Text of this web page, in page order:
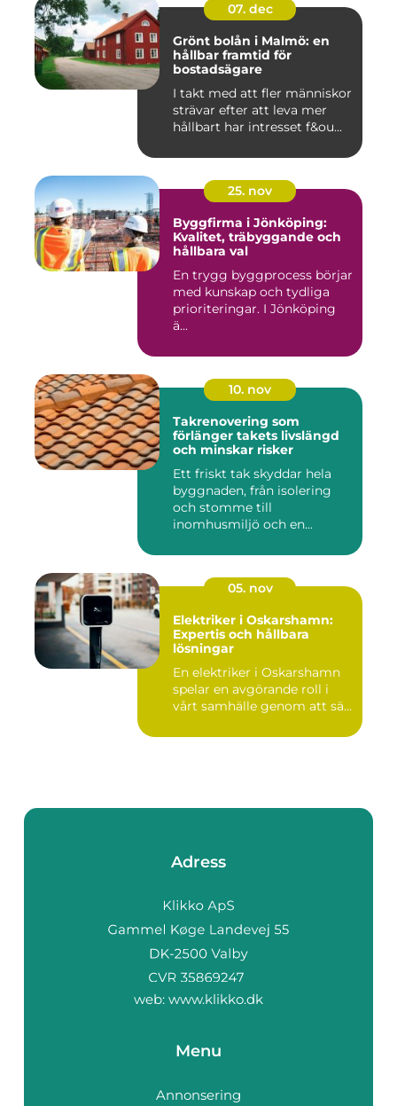
07. dec
Grönt bolån i Malmö: en
hållbar framtid för
bostadsägare
I takt med att fler människor
strävar efter att leva mer
hållbart har intresset f&ou...
25. nov
Byggfirma i Jönköping:
Kvalitet, träbyggande och
hållbara val
En trygg byggprocess börjar
med kunskap och tydliga
prioriteringar. I Jönköping
ä...
10. nov
Takrenovering som
förlänger takets livslängd
och minskar risker
Ett friskt tak skyddar hela
byggnaden, från isolering
och stomme till
inomhusmiljö och en...
05. nov
Elektriker i Oskarshamn:
Expertis och hållbara
lösningar
En elektriker i Oskarshamn
spelar en avgörande roll i
vårt samhälle genom att sä...
Adress
web: www.klikko.dk
Menu
Annonsering